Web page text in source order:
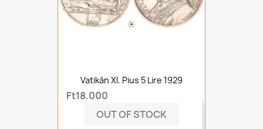
Vatikán XI. Pius 5 Lire 1929
Ft18,000
OUT OF STOCK